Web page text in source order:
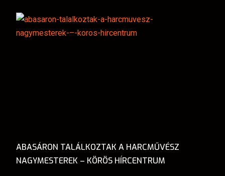
ABASÁRON TALÁLKOZTAK A HARCMŰVÉSZ
NAGYMESTEREK – KÖRÖS HÍRCENTRUM